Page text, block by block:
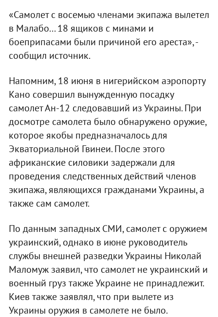
«Самолет с восемью членами экипажа вылетел
в Малабо... 18 ящиков с минами и
боеприпасами были причиной его ареста», -
сообщил источник.
Напомним, 18 июня в нигерийском аэропорту
Кано совершил вынужденную посадку
самолет Ан-12 следовавший из Украины. При
досмотре самолета было обнаружено оружие,
которое якобы предназначалось для
Экваториальной Гвинеи. После этого
африканские силовики задержали для
проведения следственных действий членов
экипажа, являющихся гражданами Украины, а
также сам самолет.
По данным западных СМИ, самолет с оружием
украинский, однако в июне руководитель
службы внешней разведки Украины Николай
Маломуж заявил, что самолет не украинский и
военный груз также Украине не принадлежит.
Киев также заявлял, что при вылете из
Украины оружия в самолете не было.